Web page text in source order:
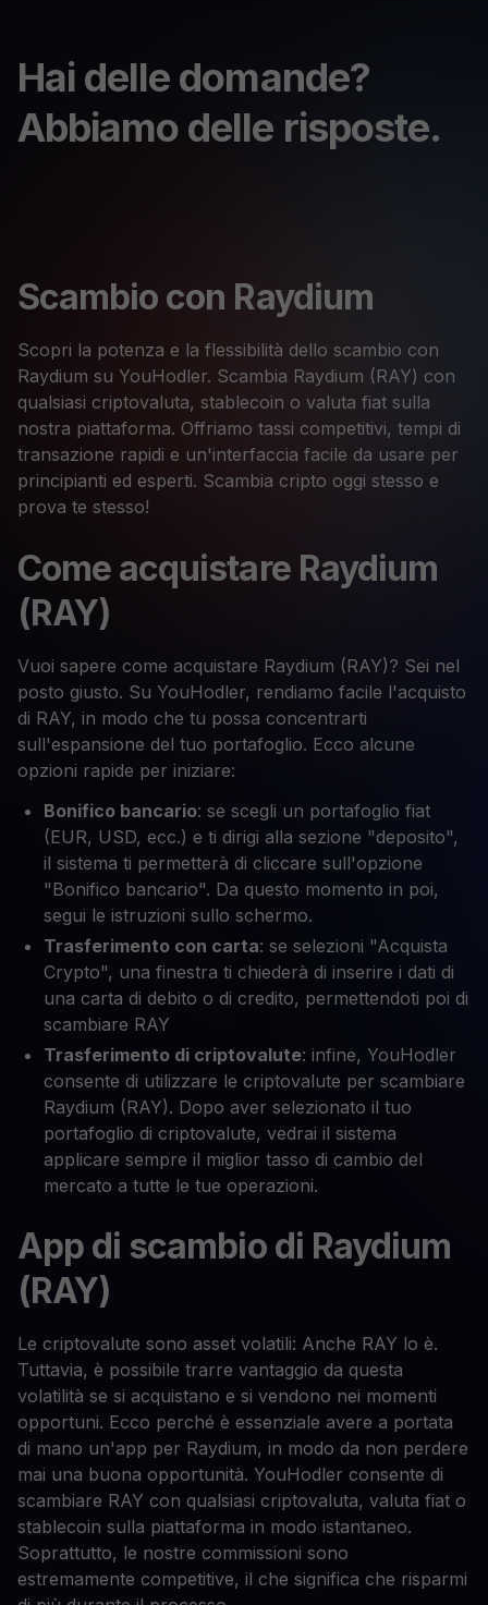
Hai delle domande?
Abbiamo delle risposte.
Scambio con Raydium
Scopri la potenza e la flessibilità dello scambio con
Raydium su YouHodler. Scambia Raydium (RAY) con
qualsiasi criptovaluta, stablecoin o valuta fiat sulla
nostra piattaforma. Offriamo tassi competitivi, tempi di
transazione rapidi e un'interfaccia facile da usare per
principianti ed esperti. Scambia cripto oggi stesso e
prova te stesso!
Come acquistare Raydium
(RAY)
Vuoi sapere come acquistare Raydium (RAY)? Sei nel
posto giusto. Su YouHodler, rendiamo facile l'acquisto
di RAY, in modo che tu possa concentrarti
sull'espansione del tuo portafoglio. Ecco alcune
opzioni rapide per iniziare:
Bonifico bancario: se scegli un portafoglio fiat
(EUR, USD, ecc.) e ti dirigi alla sezione "deposito",
il sistema ti permetterà di cliccare sull'opzione
"Bonifico bancario". Da questo momento in poi,
segui le istruzioni sullo schermo.
Trasferimento con carta: se selezioni "Acquista
Crypto", una finestra ti chiederà di inserire i dati di
una carta di debito o di credito, permettendoti poi di
scambiare RAY
Trasferimento di criptovalute: infine, YouHodler
consente di utilizzare le criptovalute per scambiare
Raydium (RAY). Dopo aver selezionato il tuo
portafoglio di criptovalute, vedrai il sistema
applicare sempre il miglior tasso di cambio del
mercato a tutte le tue operazioni.
App di scambio di Raydium
(RAY)
Le criptovalute sono asset volatili: Anche RAY lo è.
Tuttavia, è possibile trarre vantaggio da questa
volatilità se si acquistano e si vendono nei momenti
opportuni. Ecco perché è essenziale avere a portata
di mano un'app per Raydium, in modo da non perdere
mai una buona opportunità. YouHodler consente di
scambiare RAY con qualsiasi criptovaluta, valuta fiat o
stablecoin sulla piattaforma in modo istantaneo.
Soprattutto, le nostre commissioni sono
estremamente competitive, il che significa che risparmi